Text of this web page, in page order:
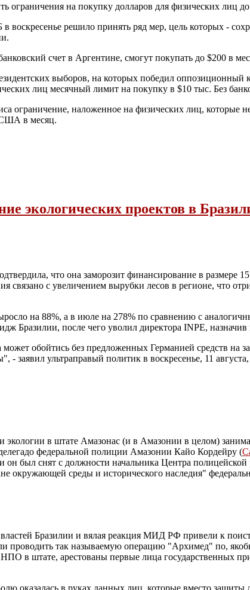
на покупку долларов для физических лиц
воскресенье решило принять ряд мер, цель которых -
счет в Аргентине, смогут покупать до $200 в
выборов, на которых победил
лиц месячный лимит на покупку в $10 тыс. Без
ограничение, наложенное на физических лиц,
США в месяц.
экологических проектов в
что она заморозит финансирование в размере
связано с увеличением вырубки лесов в регионе, что
на 88%, а в июле на 278% по сравнению с
Бразилии, после чего уволил директора INPE,
обойтись без предложенных Германией средств на
заявил ультраправый политик в воскресенье, 11
экологии в штате Амазонас (и в Амазонии в целом)
федеральной полиции Амазонии Кайо Кордейру (
был снят с должности начальника Центра
окружающей среды и исторического наследия"
Бразилии и вялая реакция МИД РФ привели к
проводить так называемую операцию "Архимед" по,
в штате, арестованы первые лица государственных
оказалась в руках данных лиц, которые вместо